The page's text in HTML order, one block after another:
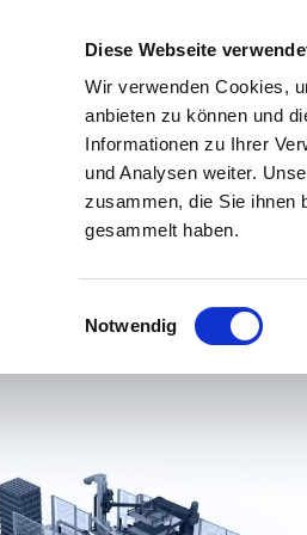
Diese Webseite
Wir verwenden Cookies,
anbieten zu können und
Informationen zu Ihrer
und Analysen weiter.
zusammen, die Sie ihnen
gesammelt haben.
i
l
i
Notwendig
PALETTIERER /